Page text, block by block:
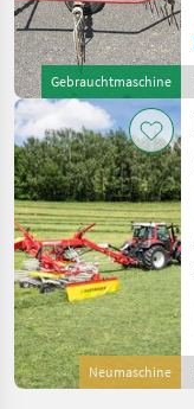
Gebrauchtmaschine
Neumaschine